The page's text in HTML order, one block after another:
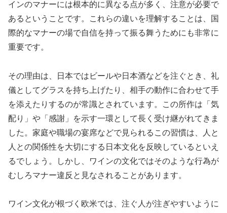
インのマナーには根本的に異なる点が多く、注意が必要で
あるということです。これらの違いを理解することは、国
際的なマナーの場で自信を持って振る舞うためにも非常に
重要です。
その理由は、日本ではビールや日本酒などを注ぐとき、礼
儀としてグラスを持ち上げたり、相手の動作に合わせて手
を添えたりするのが常識とされています。この所作は「気
配り」や「感謝」を示す一環として長く受け継がれてきま
した。家庭や職場の宴席などで見られるこの習慣は、人と
人との関係性を大切にする日本文化を反映しているといえ
るでしょう。しかし、ワインの文化ではそのような行為が
むしろマナー違反と見なされることがあります。
ワイン文化が根づく欧米では、注ぐ人が注ぎやすいように